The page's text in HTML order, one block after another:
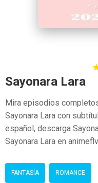
Sayonara Lara
Mira episodios
Sayonara Lara con
español, descarga
Sayonara Lara en
FANTASÍA ROMANCE